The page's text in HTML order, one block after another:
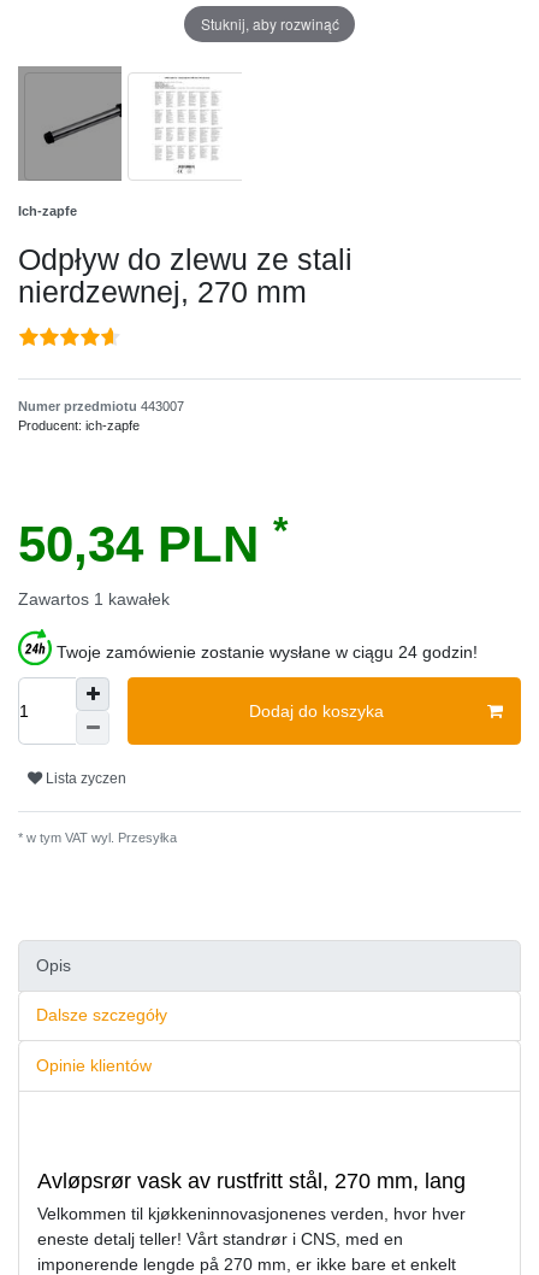
Stuknij, aby rozwinąć
Ich-zapfe
Odpływ do zlewu ze stali
nierdzewnej, 270 mm
Numer przedmiotu 443007
Producent: ich-zapfe
50,34 PLN *
Zawartos 1 kawałek
Twoje zamówienie zostanie wysłane w ciągu 24 godzin!
Dodaj do koszyka
Lista zyczen
* w tym VAT wyl. Przesyłka
Opis
Dalsze szczegóły
Opinie klientów
Avløpsrør vask av rustfritt stål, 270 mm, lang
Velkommen til kjøkkeninnovasjonenes verden, hvor hver
eneste detalj teller! Vårt standrør i CNS, med en
imponerende lengde på 270 mm, er ikke bare et enkelt